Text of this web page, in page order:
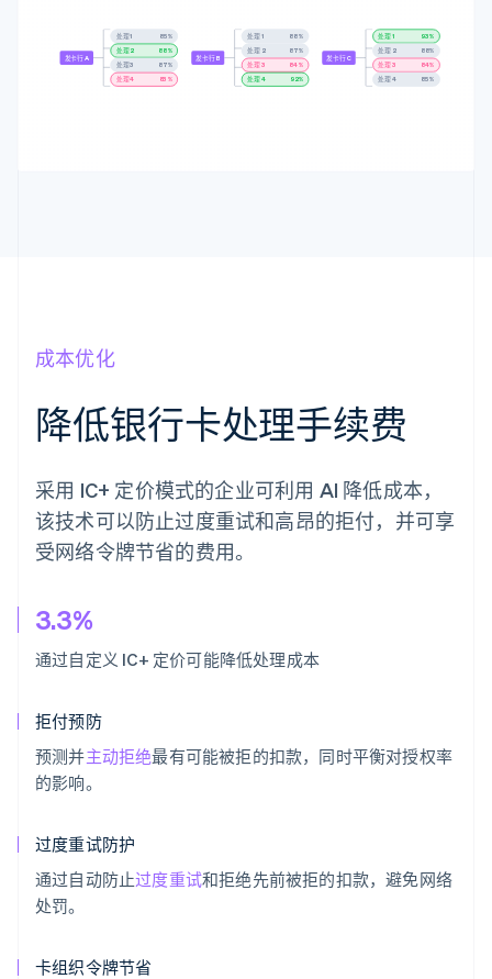
发卡行 A
处理 1
87%
处理 2
88%
处理 3
86%
处理 4
81%
发卡行 B
处理 1
87%
处理 2
90%
处理 3
85%
处理 4
91%
发卡行 C
处理 1
92%
处理 2
88%
处理 3
83%
处理 4
86%
成本优化
降低银行卡处理手续费
采用 IC+ 定价模式的企业可利用 AI 降低成本，
该技术可以防止过度重试和高昂的拒付，并可享
受网络令牌节省的费用。
3.3%
通过自定义 IC+ 定价可能降低处理成本
拒付预防
预测并主动拒绝最有可能被拒的扣款，同时平衡对授权率
的影响。
过度重试防护
通过自动防止过度重试和拒绝先前被拒的扣款，避免网络
处罚。
卡组织令牌节省